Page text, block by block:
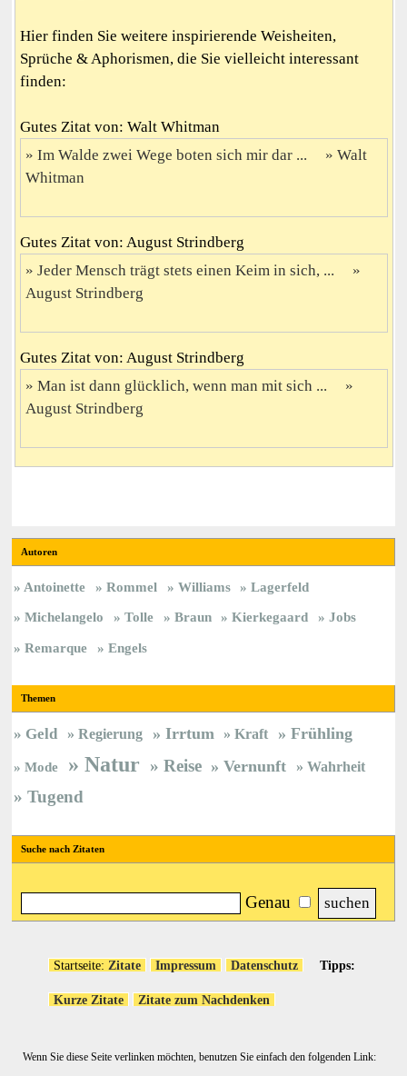
Hier finden Sie weitere inspirierende Weisheiten,
Sprüche & Aphorismen, die Sie vielleicht interessant
finden:
Gutes Zitat von: Walt Whitman
Im Walde zwei Wege boten sich mir dar ...
Walt
Whitman
Gutes Zitat von: August Strindberg
Jeder Mensch trägt stets einen Keim in sich, ...
August Strindberg
Gutes Zitat von: August Strindberg
Man ist dann glücklich, wenn man mit sich ...
August Strindberg
Autoren
Antoinette Rommel Williams
Lagerfeld
Michelangelo
Tolle Braun Kierkegaard
Jobs
Remarque
Engels
Themen
Geld Regierung Irrtum Kraft Frühling
Mode Natur Reise Vernunft Wahrheit
Tugend
Suche nach Zitaten
Genau
Startseite: Zitate Impressum Datenschutz Tipps:
Kurze Zitate Zitate zum Nachdenken
Wenn Sie diese Seite verlinken möchten, benutzen Sie einfach den folgenden Link: